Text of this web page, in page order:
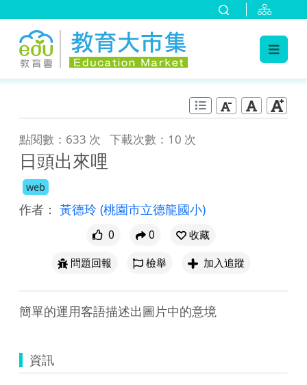
點閱數：633 次 下載次數：10 次
日頭出來哩
web
作者： 黃德玲 (桃園市立德龍國小)
0 0
收藏
問題回報
檢舉 加入追蹤
簡單的運用客語描述出圖片中的意境
資訊